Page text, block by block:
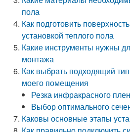
пола
Как подготовить
установкой теплого пола
Какие инструменты нужны
монтажа
Как выбрать подходящий
моего помещения
Резка инфракрасного
Выбор оптимального
Каковы основные этапы